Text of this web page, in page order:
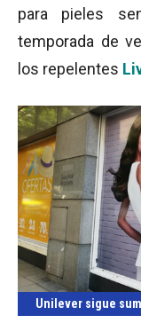
para pieles
temporada de
los repelentes
Unilever sigue